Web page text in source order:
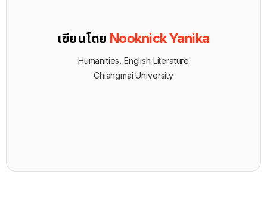
เขียนโดย Nooknick Yanika
Humanities, English Literature
Chiangmai University